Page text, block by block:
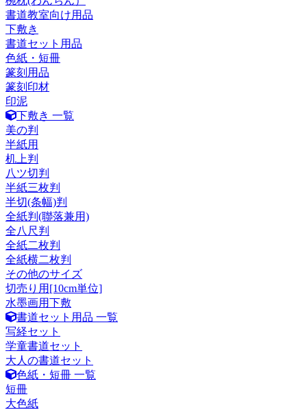
書道教室向け用品
下敷き
書道セット用品
色紙・短冊
篆刻用品
篆刻印材
印泥
下敷き 一覧
美の判
半紙用
机上判
八ツ切判
半紙三枚判
半切(条幅)判
全紙判(聯落兼用)
全八尺判
全紙二枚判
全紙横二枚判
その他のサイズ
切売り用[10cm単位]
水墨画用下敷
書道セット用品 一覧
写経セット
学童書道セット
大人の書道セット
色紙・短冊 一覧
短冊
大色紙